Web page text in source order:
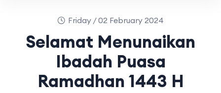
Friday / 02 February 2024
Selamat Menunaikan
Ibadah Puasa
Ramadhan 1443 H